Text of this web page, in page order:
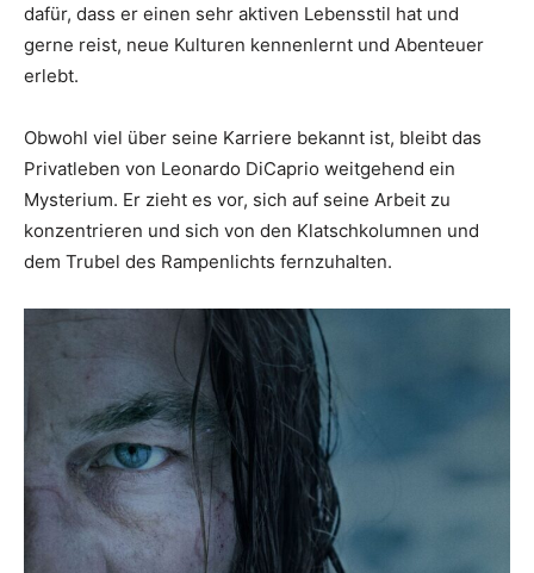
dafür, dass er einen sehr aktiven Lebensstil hat und
gerne reist, neue Kulturen kennenlernt und Abenteuer
erlebt.
Obwohl viel über seine Karriere bekannt ist, bleibt das
Privatleben von Leonardo DiCaprio weitgehend ein
Mysterium. Er zieht es vor, sich auf seine Arbeit zu
konzentrieren und sich von den Klatschkolumnen und
dem Trubel des Rampenlichts fernzuhalten.